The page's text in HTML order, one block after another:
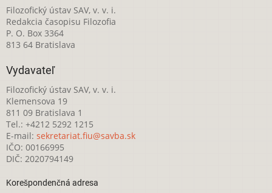
Filozofický ústav SAV, v. v. i.
Redakcia časopisu Filozofia
P. O. Box 3364
813 64 Bratislava
Vydavateľ
Filozofický ústav SAV, v. v. i.
Klemensova 19
811 09 Bratislava 1
Tel.: +4212 5292 1215
E-mail: sekretariat.fiu@savba.sk
IČO: 00166995
DIČ: 2020794149
Korešpondenčná adresa